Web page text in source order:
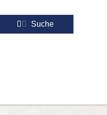
Suche